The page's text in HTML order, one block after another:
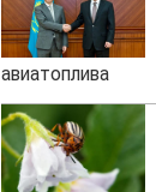
авиатоплива